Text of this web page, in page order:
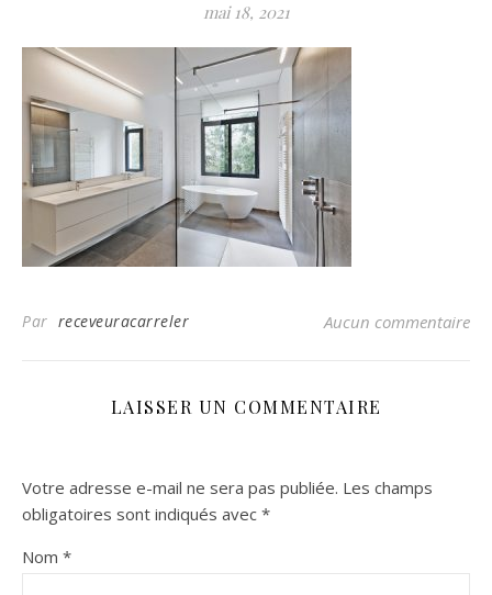
mai 18, 2021
Par receveuracarreler Aucun commentaire
LAISSER UN COMMENTAIRE
Votre adresse e-mail ne sera pas publiée. Les champs
obligatoires sont indiqués avec *
Nom *